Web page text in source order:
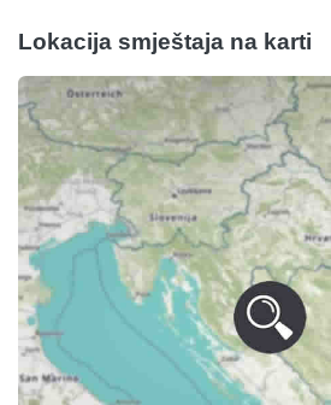
Lokacija smještaja na karti